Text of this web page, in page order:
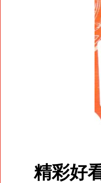
精彩好